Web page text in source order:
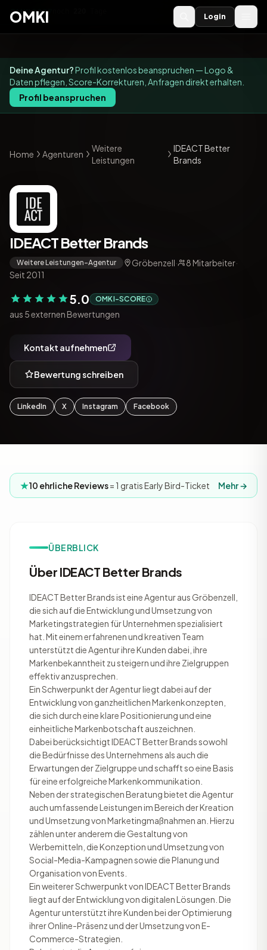
OMKI 2027
OMKI Login
Deine Agentur?Profil kostenlos beanspruchen — Logo &
Daten pflegen, Score-Korrekturen, Anfragen direkt erhalten.
Profil beanspruchen
Home Agenturen
Weitere
Leistungen
IDEACT Better
Brands
IDEACT Better Brands
Weitere Leistungen-Agentur Gröbenzell· 8 Mitarbeiter·
Seit 2011
5.0 OMKI-SCORE
aus 5 externen Bewertungen
Kontakt aufnehmen
Bewertung schreiben
LinkedIn X Instagram Facebook
10 ehrliche Reviews= 1 gratis Early Bird-Ticket Mehr →
ÜBERBLICK
Über IDEACT Better Brands
IDEACT Better Brands ist eine Agentur aus Gröbenzell,
die sich auf die Entwicklung und Umsetzung von
Marketingstrategien für Unternehmen spezialisiert
hat. Mit einem erfahrenen und kreativen Team
unterstützt die Agentur ihre Kunden dabei, ihre
Markenbekanntheit zu steigern und ihre Zielgruppen
effektiv anzusprechen.
Ein Schwerpunkt der Agentur liegt dabei auf der
Entwicklung von ganzheitlichen Markenkonzepten,
die sich durch eine klare Positionierung und eine
einheitliche Markenbotschaft auszeichnen.
Dabei berücksichtigt IDEACT Better Brands sowohl
die Bedürfnisse des Unternehmens als auch die
Erwartungen der Zielgruppe und schafft so eine Basis
für eine erfolgreiche Markenkommunikation.
Neben der strategischen Beratung bietet die Agentur
auch umfassende Leistungen im Bereich der Kreation
und Umsetzung von Marketingmaßnahmen an. Hierzu
zählen unter anderem die Gestaltung von
Werbemitteln, die Konzeption und Umsetzung von
Social-Media-Kampagnen sowie die Planung und
Organisation von Events.
Ein weiterer Schwerpunkt von IDEACT Better Brands
liegt auf der Entwicklung von digitalen Lösungen. Die
Agentur unterstützt ihre Kunden bei der Optimierung
ihrer Online-Präsenz und der Umsetzung von E-
Commerce-Strategien.